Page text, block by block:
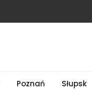
Poznań Słupsk